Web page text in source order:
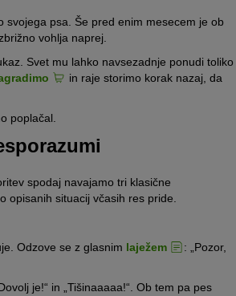
psa. Še pred enim mesecem je ob
vohlja naprej.
Svet mu lahko navsezadnje ponudi toliko
in raje storimo korak nazaj, da
poplačal.
spodaj navajamo tri klasične
opisanih situacij včasih res pride.
Odzove se z glasnim laježem
: „Pozor,
je!“ in „Tišinaaaaa!“. Ob tem pa pes